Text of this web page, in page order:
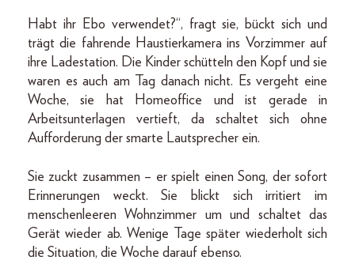
Habt ihr Ebo verwendet?“, fragt sie, bückt sich und
trägt die fahrende Haustierkamera ins Vorzimmer auf
ihre Ladestation. Die Kinder schütteln den Kopf und sie
waren es auch am Tag danach nicht. Es vergeht eine
Woche, sie hat Home­office und ist gerade in
Arbeitsunterlagen vertieft, da schaltet sich ohne
Aufforderung der smarte Lautsprecher ein.
Sie zuckt zusammen – er spielt einen Song, der sofort
Erinnerungen weckt. Sie blickt sich irritiert im
menschenleeren Wohnzimmer um und schaltet das
Gerät wieder ab. Wenige Tage später wiederholt sich
die Situation, die Woche darauf ebenso.